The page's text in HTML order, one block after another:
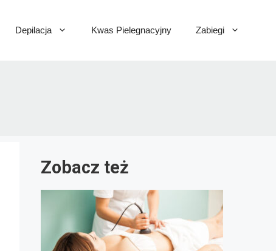
Depilacja Kwas Pielegnacyjny Zabiegi
Zobacz też